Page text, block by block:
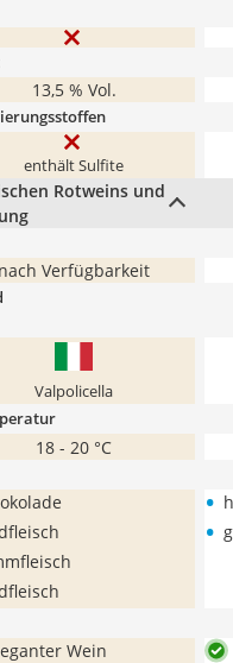
13,5 % Vol.
enthält Sulfite
Rotweins und
nach Verfügbarkeit
Valpolicella
18 - 20 °C
•
•
Wein